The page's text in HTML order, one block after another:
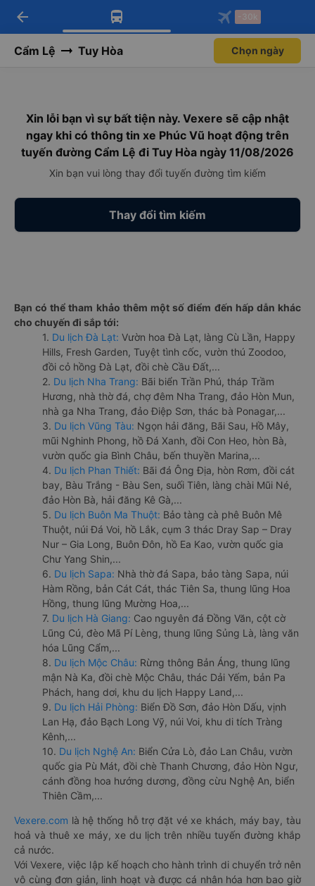
Tải app Vexere ngay!
Nhận ưu đãi thành viên độc
Mở app
Tải app Vexere
-30k/ghế khi đặt vé máy bay qua
Mở app
arrow_back -30k
Cẩm Lệ Tuy Hòa Chọn ngày
Xin lỗi bạn vì sự bất tiện này. Vexere sẽ cập nhật
ngay khi có thông tin xe Phúc Vũ hoạt động trên
tuyến đường Cẩm Lệ đi Tuy Hòa ngày 11/08/2026
Xin bạn vui lòng thay đổi tuyến đường tìm kiếm
Thay đổi tìm kiếm
Bạn có thể tham khảo thêm một số điểm đến hấp dẫn khác
cho chuyến đi sắp tới:
1. Du lịch Đà Lạt: Vườn hoa Đà Lạt, làng Cù Lần, Happy
Hills, Fresh Garden, Tuyệt tình cốc, vườn thú Zoodoo,
đồi cỏ hồng Đà Lạt, đồi chè Cầu Đất,...
2. Du lịch Nha Trang: Bãi biển Trần Phú, tháp Trầm
Hương, nhà thờ đá, chợ đêm Nha Trang, đảo Hòn Mun,
nhà ga Nha Trang, đảo Điệp Sơn, thác bà Ponagar,...
3. Du lịch Vũng Tàu: Ngọn hải đăng, Bãi Sau, Hồ Mây,
mũi Nghinh Phong, hồ Đá Xanh, đồi Con Heo, hòn Bà,
vườn quốc gia Bình Châu, bến thuyền Marina,...
4. Du lịch Phan Thiết: Bãi đá Ông Địa, hòn Rơm, đồi cát
bay, Bàu Trắng - Bàu Sen, suối Tiên, làng chài Mũi Né,
đảo Hòn Bà, hải đăng Kê Gà,...
5. Du lịch Buôn Ma Thuột: Bảo tàng cà phê Buôn Mê
Thuột, núi Đá Voi, hồ Lắk, cụm 3 thác Dray Sap – Dray
Nur – Gia Long, Buôn Đôn, hồ Ea Kao, vườn quốc gia
Chư Yang Shin,...
6. Du lịch Sapa: Nhà thờ đá Sapa, bảo tàng Sapa, núi
Hàm Rồng, bản Cát Cát, thác Tiên Sa, thung lũng Hoa
Hồng, thung lũng Mường Hoa,...
7. Du lịch Hà Giang: Cao nguyên đá Đồng Văn, cột cờ
Lũng Cú, đèo Mã Pí Lèng, thung lũng Sủng Là, làng văn
hóa Lũng Cẩm,...
8. Du lịch Mộc Châu: Rừng thông Bản Áng, thung lũng
mận Nà Ka, đồi chè Mộc Châu, thác Dải Yếm, bản Pa
Phách, hang dơi, khu du lịch Happy Land,...
9. Du lịch Hải Phòng: Biển Đồ Sơn, đảo Hòn Dấu, vịnh
Lan Hạ, đảo Bạch Long Vỹ, núi Voi, khu di tích Tràng
Kênh,...
10. Du lịch Nghệ An: Biển Cửa Lò, đảo Lan Châu, vườn
quốc gia Pù Mát, đồi chè Thanh Chương, đảo Hòn Ngư,
cánh đồng hoa hướng dương, đồng cừu Nghệ An, biển
Thiên Cầm,...
Vexere.com là hệ thống hỗ trợ đặt vé xe khách, máy bay, tàu
hoả và thuê xe máy, xe du lịch trên nhiều tuyến đường khắp
cả nước.
Với Vexere, việc lập kế hoạch cho hành trình di chuyển trở nên
vô cùng đơn giản, linh hoạt và được cá nhân hóa hơn bao giờ